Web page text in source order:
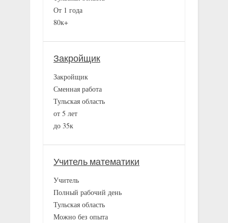
От 1 года
80к+
Закройщик
Закройщик
Сменная работа
Тульская область
от 5 лет
до 35к
Учитель математики
Учитель
Полный рабочий день
Тульская область
Можно без опыта